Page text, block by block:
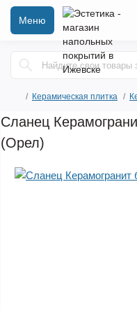
Меню
Керамическая плитка
Сланец
(Орел)